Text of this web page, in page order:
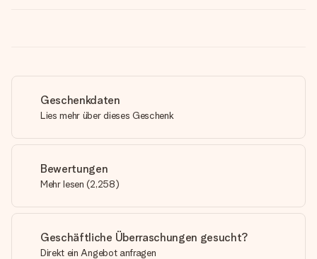
Geschenkdaten
Lies mehr über dieses Geschenk
Bewertungen
Mehr lesen (2,258)
Geschäftliche Überraschungen gesucht?
Direkt ein Angebot anfragen